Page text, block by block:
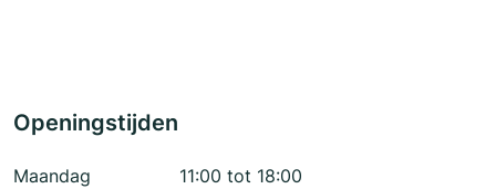
Openingstijden
Maandag
11:00 tot 18:00